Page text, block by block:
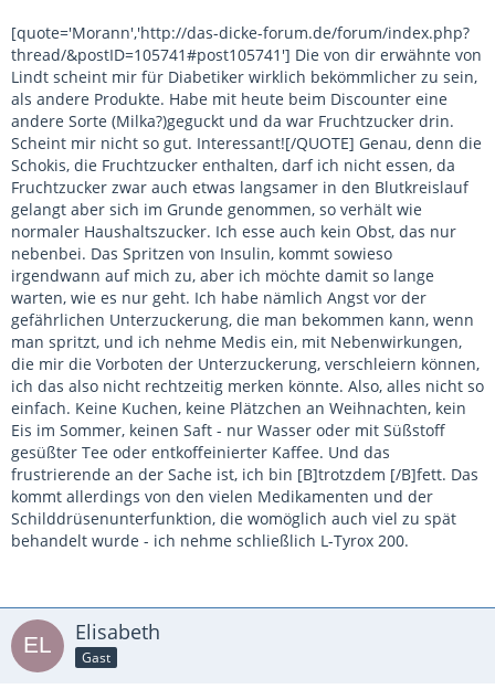
[quote='Morann','http://das-dicke-forum.de/forum/index.php?
thread/&postID=105741#post105741'] Die von dir erwähnte von
Lindt scheint mir für Diabetiker wirklich bekömmlicher zu sein,
als andere Produkte. Habe mit heute beim Discounter eine
andere Sorte (Milka?)geguckt und da war Fruchtzucker drin.
Scheint mir nicht so gut. Interessant![/QUOTE] Genau, denn die
Schokis, die Fruchtzucker enthalten, darf ich nicht essen, da
Fruchtzucker zwar auch etwas langsamer in den Blutkreislauf
gelangt aber sich im Grunde genommen, so verhält wie
normaler Haushaltszucker. Ich esse auch kein Obst, das nur
nebenbei. Das Spritzen von Insulin, kommt sowieso
irgendwann auf mich zu, aber ich möchte damit so lange
warten, wie es nur geht. Ich habe nämlich Angst vor der
gefährlichen Unterzuckerung, die man bekommen kann, wenn
man spritzt, und ich nehme Medis ein, mit Nebenwirkungen,
die mir die Vorboten der Unterzuckerung, verschleiern können,
ich das also nicht rechtzeitig merken könnte. Also, alles nicht so
einfach. Keine Kuchen, keine Plätzchen an Weihnachten, kein
Eis im Sommer, keinen Saft - nur Wasser oder mit Süßstoff
gesüßter Tee oder entkoffeinierter Kaffee. Und das
frustrierende an der Sache ist, ich bin [B]trotzdem [/B]fett. Das
kommt allerdings von den vielen Medikamenten und der
Schilddrüsenunterfunktion, die womöglich auch viel zu spät
behandelt wurde - ich nehme schließlich L-Tyrox 200.
Elisabeth
Gast